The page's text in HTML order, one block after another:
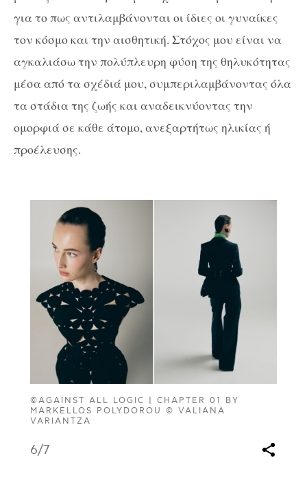
για το πως αντιλαμβάνονται οι ίδιες οι γυναίκες
τον κόσμο και την αισθητική. Στόχος μου είναι να
αγκαλιάσω την πολύπλευρη φύση της θηλυκότητας
μέσα από τα σχέδιά μου, συμπεριλαμβάνοντας όλα
τα στάδια της ζωής και αναδεικνύοντας την
ομορφιά σε κάθε άτομο, ανεξαρτήτως ηλικίας ή
προέλευσης.
©AGAINST ALL LOGIC | CHAPTER 01 BY
MARKELLOS POLYDOROU © VALIANA
VARIANTZA
6/7